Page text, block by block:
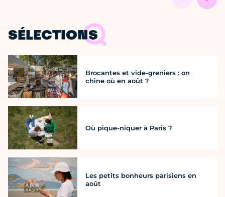
SÉLECTIONS
Brocantes et vide-greniers : on
chine où en août ?
Où pique-niquer à Paris ?
Les petits bonheurs parisiens en
août